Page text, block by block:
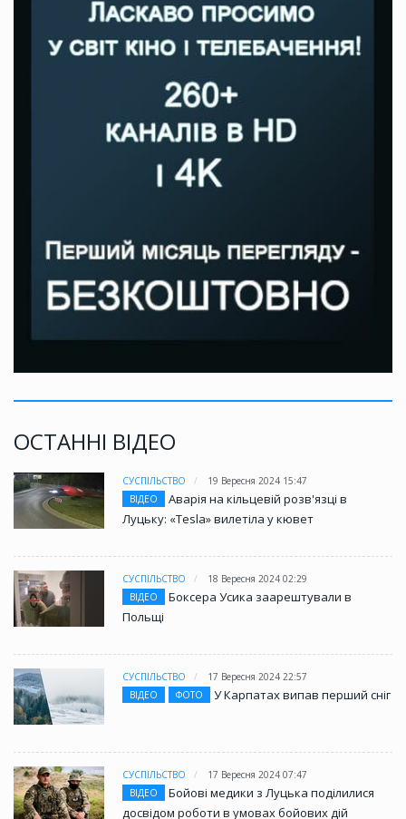
ОСТАННІ ВІДЕО
СУСПІЛЬСТВО
19 Вересня 2024 15:47
ВІДЕО
Аварія на кільцевій розв'язці в
Луцьку: «Tesla» вилетіла у кювет
СУСПІЛЬСТВО
18 Вересня 2024 02:29
ВІДЕО
Боксера Усика заарештували в
Польщі
СУСПІЛЬСТВО
17 Вересня 2024 22:57
ВІДЕО
ФОТО У Карпатах випав перший сніг
СУСПІЛЬСТВО
17 Вересня 2024 07:47
ВІДЕО
Бойові медики з Луцька поділилися
досвідом роботи в умовах бойових дій